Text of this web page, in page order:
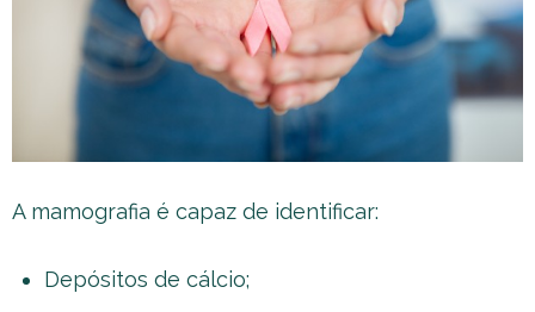
A mamografia é capaz de identificar:
Depósitos de cálcio;